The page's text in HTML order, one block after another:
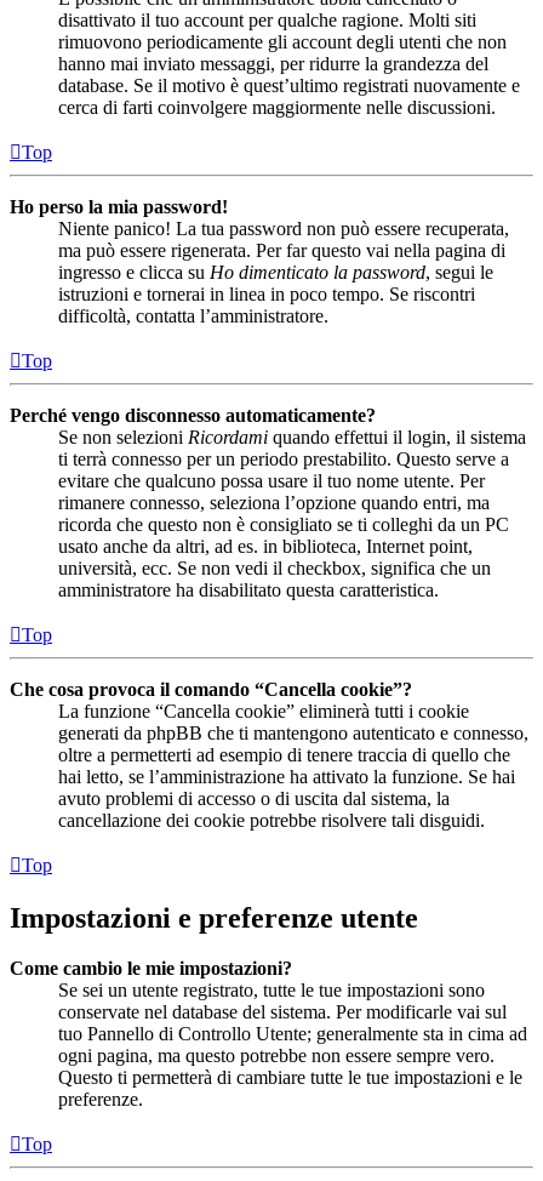
disattivato il tuo account per qualche ragione. Molti siti
rimuovono periodicamente gli account degli utenti che non
hanno mai inviato messaggi, per ridurre la grandezza del
database. Se il motivo è quest’ultimo registrati nuovamente e
cerca di farti coinvolgere maggiormente nelle discussioni.
Top
Ho perso la mia password!
Niente panico! La tua password non può essere recuperata,
ma può essere rigenerata. Per far questo vai nella pagina di
ingresso e clicca su Ho dimenticato la password, segui le
istruzioni e tornerai in linea in poco tempo. Se riscontri
difficoltà, contatta l’amministratore.
Top
Perché vengo disconnesso automaticamente?
Se non selezioni Ricordami quando effettui il login, il sistema
ti terrà connesso per un periodo prestabilito. Questo serve a
evitare che qualcuno possa usare il tuo nome utente. Per
rimanere connesso, seleziona l’opzione quando entri, ma
ricorda che questo non è consigliato se ti colleghi da un PC
usato anche da altri, ad es. in biblioteca, Internet point,
università, ecc. Se non vedi il checkbox, significa che un
amministratore ha disabilitato questa caratteristica.
Top
Che cosa provoca il comando “Cancella cookie”?
La funzione “Cancella cookie” eliminerà tutti i cookie
generati da phpBB che ti mantengono autenticato e connesso,
oltre a permetterti ad esempio di tenere traccia di quello che
hai letto, se l’amministrazione ha attivato la funzione. Se hai
avuto problemi di accesso o di uscita dal sistema, la
cancellazione dei cookie potrebbe risolvere tali disguidi.
Top
Impostazioni e preferenze utente
Come cambio le mie impostazioni?
Se sei un utente registrato, tutte le tue impostazioni sono
conservate nel database del sistema. Per modificarle vai sul
tuo Pannello di Controllo Utente; generalmente sta in cima ad
ogni pagina, ma questo potrebbe non essere sempre vero.
Questo ti permetterà di cambiare tutte le tue impostazioni e le
preferenze.
Top